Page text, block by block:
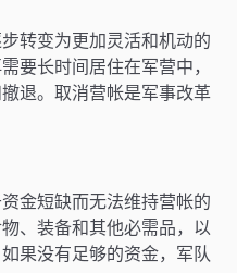
转变为更加灵活和机动的
要长时间居住在军营中，
退。取消营帐是军事改革
金短缺而无法维持营帐的
、装备和其他必需品，以
果没有足够的资金，军队